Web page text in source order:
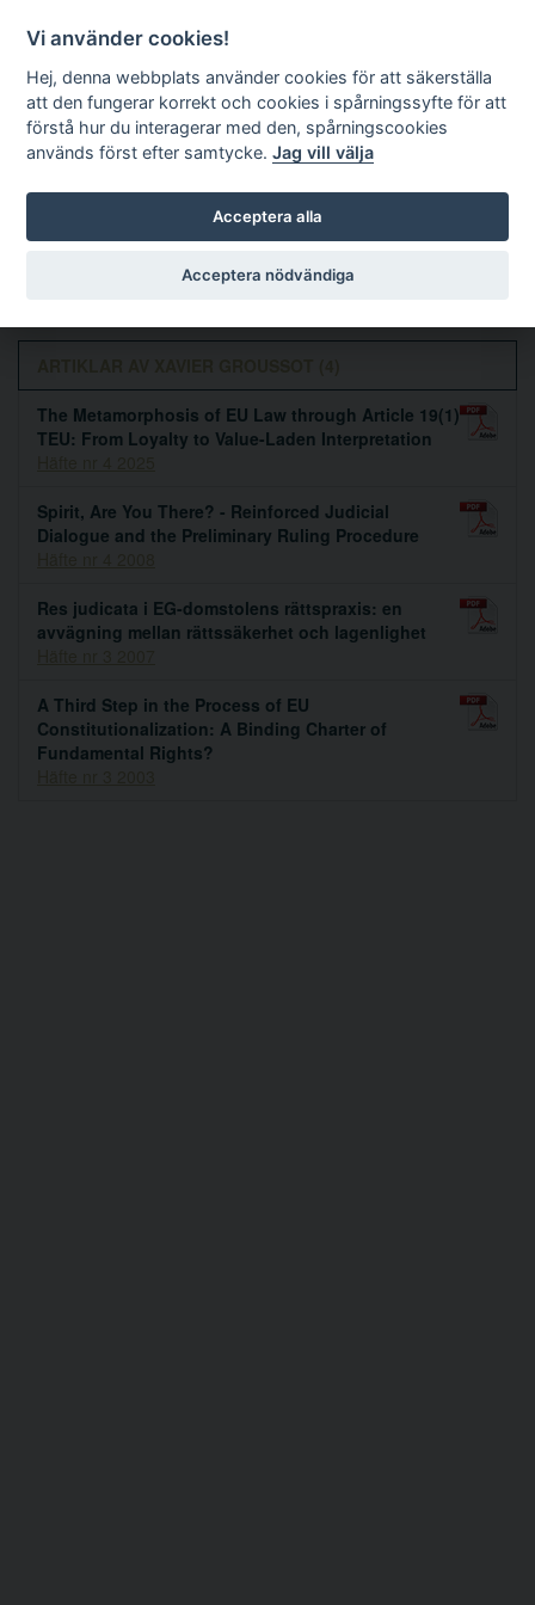
Sök
Xavier Groussot
The Metamorphosis of EU Law through Article 19(1)
TEU: From Loyalty to Value-Laden Interpretation
Spirit, Are You There? - Reinforced Judicial
Dialogue and the Preliminary Ruling Procedure
Res judicata i EG-domstolens rättspraxis: en
avvägning mellan rättssäkerhet och lagenlighet
A Third Step in the Process of EU
Constitutionalization: A Binding Charter of
Fundamental Rights?
Vi använder cookies!
Hej, denna webbplats använder cookies för att säkerställa
att den fungerar korrekt och cookies i spårningssyfte för att
förstå hur du interagerar med den, spårningscookies
används först efter samtycke.Jag vill välja
Acceptera alla
Acceptera nödvändiga